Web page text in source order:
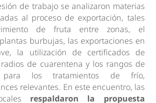
de trabajo se analizaron materias
al proceso de exportación, tales
de fruta entre zonas, el
burbujas, las exportaciones en
la utilización de certificados de
de cuarentena y los rangos de
para los tratamientos de frío,
relevantes. En este encuentro, las
respaldaron la propuesta